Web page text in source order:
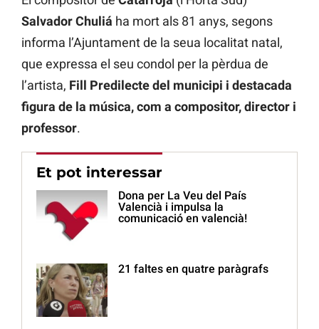
Salvador Chuliá ha mort als 81 anys, segons
informa l’Ajuntament de la seua localitat natal,
que expressa el seu condol per la pèrdua de
l’artista, Fill Predilecte del municipi i destacada
figura de la música, com a compositor, director i
professor.
Et pot interessar
Dona per La Veu del País
Valencià i impulsa la
comunicació en valencià!
21 faltes en quatre paràgrafs